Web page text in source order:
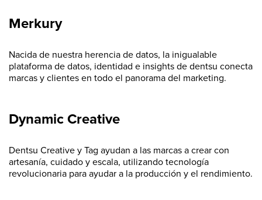
Merkury
Nacida de nuestra herencia de datos, la inigualable
plataforma de datos, identidad e insights de dentsu conecta
marcas y clientes en todo el panorama del marketing.
Dynamic Creative
Dentsu Creative y Tag ayudan a las marcas a crear con
artesanía, cuidado y escala, utilizando tecnología
revolucionaria para ayudar a la producción y el rendimiento.